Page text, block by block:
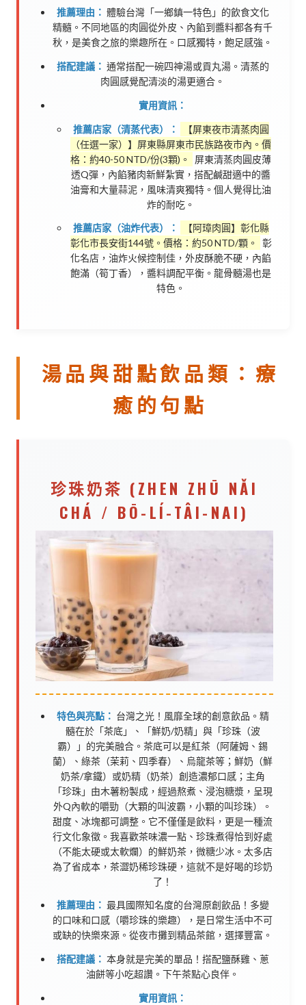
推薦理由： 體驗台灣「一鄉鎮一特色」的飲食文化
精髓。不同地區的肉圓從外皮、內餡到醬料都各有千
秋，是美食之旅的樂趣所在。口感獨特，飽足感強。
搭配建議： 通常搭配一碗四神湯或貢丸湯。清蒸的
肉圓感覺配清淡的湯更適合。
實用資訊：
推薦店家（清蒸代表）：
【屏東夜市清蒸肉圓
（任選一家）】屏東縣屏東市民族路夜市內。價
格：約40-50 NTD/份(3顆)。
屏東清蒸肉圓皮薄
透Q彈，內餡豬肉新鮮紮實，搭配鹹甜適中的醬
油膏和大量蒜泥，風味清爽獨特。個人覺得比油
炸的耐吃。
推薦店家（油炸代表）：
【阿璋肉圓】彰化縣
彰化市長安街144號。價格：約50 NTD/顆。
彰
化名店，油炸火候控制佳，外皮酥脆不硬，內餡
飽滿（筍丁香），醬料調配平衡。龍骨髓湯也是
特色。
湯品與甜點飲品類：療
癒的句點
珍珠奶茶 (ZHEN ZHŪ NǍI
CHÁ / BŌ-LÍ-TÂI-NAI)
特色與亮點： 台灣之光！風靡全球的創意飲品。精
髓在於「茶底」、「鮮奶/奶精」與「珍珠（波
霸）」的完美融合。茶底可以是紅茶（阿薩姆、錫
蘭）、綠茶（茉莉、四季春）、烏龍茶等；鮮奶（鮮
奶茶/拿鐵）或奶精（奶茶）創造濃郁口感；主角
「珍珠」由木薯粉製成，經過熬煮、浸泡糖漿，呈現
外Q內軟的嚼勁（大顆的叫波霸，小顆的叫珍珠）。
甜度、冰塊都可調整。它不僅僅是飲料，更是一種流
行文化象徵。我喜歡茶味濃一點、珍珠煮得恰到好處
（不能太硬或太軟爛）的鮮奶茶，微糖少冰。太多店
為了省成本，茶澀奶稀珍珠硬，這就不是好喝的珍奶
了！
推薦理由： 最具國際知名度的台灣原創飲品！多變
的口味和口感（嚼珍珠的樂趣），是日常生活中不可
或缺的快樂來源。從夜市攤到精品茶館，選擇豐富。
搭配建議： 本身就是完美的單品！搭配鹽酥雞、蔥
油餅等小吃超讚。下午茶點心良伴。
實用資訊：